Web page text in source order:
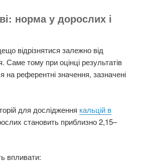
норма у дорослих і
відрізнятися залежно від
Саме тому при оцінці результатів
на референтні значення, зазначені
для дослідження кальцій в
становить приблизно 2,15–
впливати: